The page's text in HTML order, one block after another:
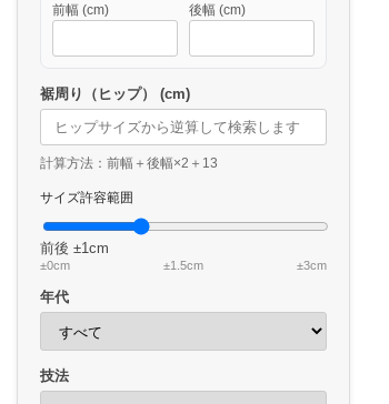
前幅 (cm)
後幅 (cm)
裾周り（ヒップ） (cm)
計算方法：前幅＋後幅×2＋13
サイズ許容範囲
前後 ±1cm
±0cm ±1.5cm ±3cm
年代
技法